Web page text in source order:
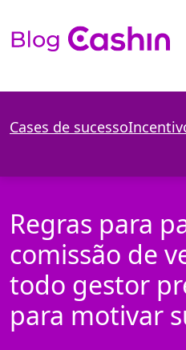
Cases de sucesso
Regras para
comissão de
todo gestor
para motivar